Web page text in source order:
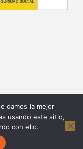
Humano
damos la mejor
usando este sitio,
con ello.